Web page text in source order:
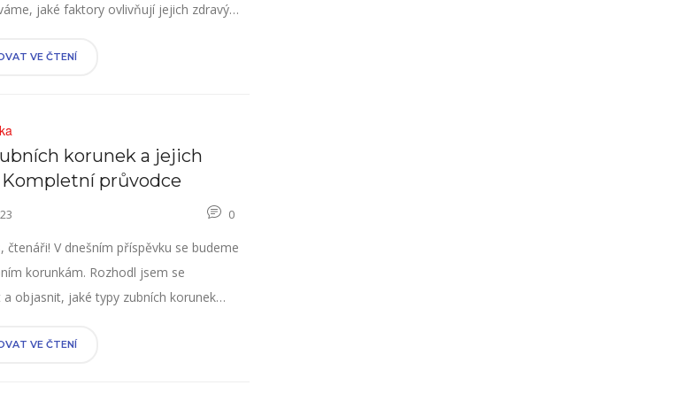
jaké faktory ovlivňují jejich zdravý
zubů a užitečné tipy, jak zajistit, aby váš
VE ČTENÍ
korunek a jejich
průvodce
0
čtenáři! V dnešním příspěvku se budeme
korunkám. Rozhodl jsem se
objasnit, jaké typy zubních korunek
korunky a ukážu také přínosy, jaké
VE ČTENÍ